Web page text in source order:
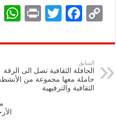
C
p
y
Li
n
F
eb
k
T
tt
P
nt
السابق
الحافلة الثقافية تصل الى الرقة
حاملة معها مجموعة من
الثقافية ‏والترفيهية